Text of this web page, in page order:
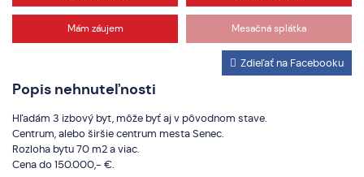
Mám záujem Mesačná splátka
Popis nehnuteľnosti
Zdieľať na Facebooku
Hľadám 3 izbový byt, môže byť aj v pôvodnom stave.
Centrum, alebo širšie centrum mesta Senec.
Rozloha bytu 70 m2 a viac.
Cena do 150.000,- €.